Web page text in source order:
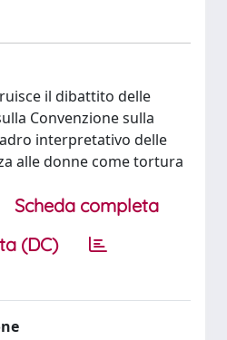
il dibattito delle
Convenzione sulla
interpretativo delle
alle donne come tortura
Scheda completa
(DC)